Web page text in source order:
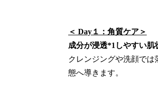
＜ Day１：角質ケア＞
成分が浸透*1しやすい肌
クレンジングや洗顔で
態へ導きます。